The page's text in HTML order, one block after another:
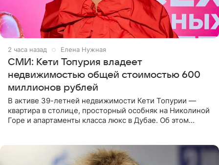
2 часа назад Елена Нужная
СМИ: Кети Топурия владеет
недвижимостью общей стоимостью 600
миллионов рублей
В активе 39-летней недвижимости Кети Топурии —
квартира в столице, просторный особняк на Николиной
Горе и апартаменты класса люкс в Дубае. Об этом